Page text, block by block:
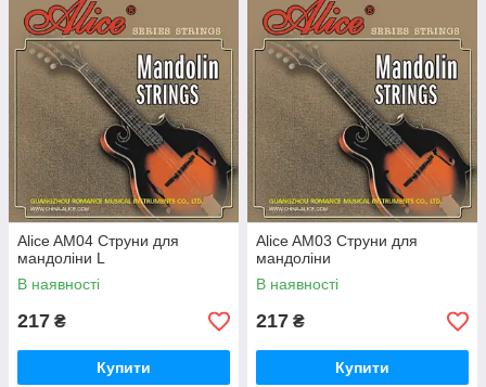
Alice AM04 Струни для
мандоліни L
В наявності
217 ₴
Купити
Alice AМ03 Струни для
мандоліни
В наявності
217 ₴
Купити